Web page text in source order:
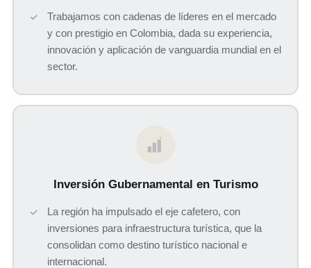
Trabajamos con cadenas de líderes en el mercado
y con prestigio en Colombia, dada su experiencia,
innovación y aplicación de vanguardia mundial en el
sector.
$
Inversión Gubernamental en Turismo
La región ha impulsado el eje cafetero, con
inversiones para infraestructura turística, que la
consolidan como destino turístico nacional e
internacional.